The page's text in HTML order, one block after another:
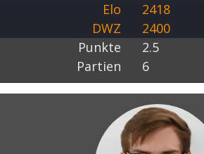
Elo
2418
DWZ
2400
Punkte
2.5
Partien
6